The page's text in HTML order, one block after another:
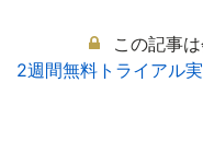
この記事
2週間無料トライアル